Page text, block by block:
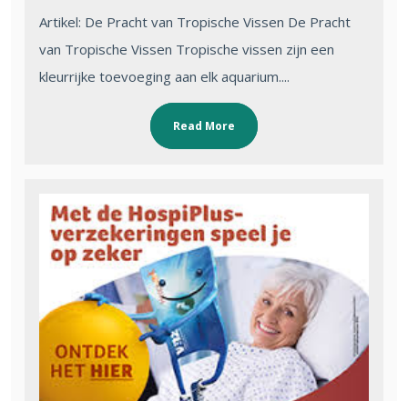
Artikel: De Pracht van Tropische Vissen De Pracht
van Tropische Vissen Tropische vissen zijn een
kleurrijke toevoeging aan elk aquarium....
Read More